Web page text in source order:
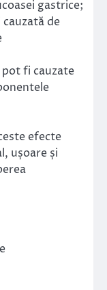
gastrice;
de
pot fi cauzate
efecte
ușoare și